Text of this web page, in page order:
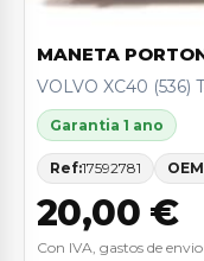
MANETA
VOLVO XC40 (536)
Garantia 1 ano
Ref:17592781
20,00 €
Con IVA, gastos de